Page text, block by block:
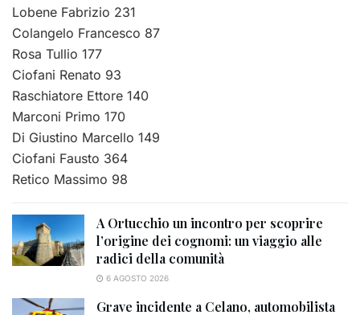
Lobene Fabrizio 231
Colangelo Francesco 87
Rosa Tullio 177
Ciofani Renato 93
Raschiatore Ettore 140
Marconi Primo 170
Di Giustino Marcello 149
Ciofani Fausto 364
Retico Massimo 98
A Ortucchio un incontro per scoprire
l’origine dei cognomi: un viaggio alle
radici della comunità
6 AGOSTO 2026
Grave incidente a Celano, automobilista